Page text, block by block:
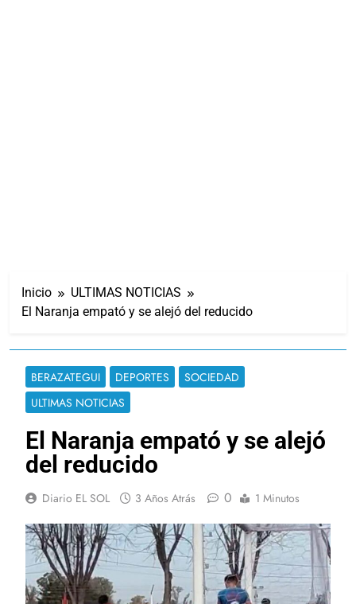
Inicio
ULTIMAS NOTICIAS
El Naranja empató y se alejó del reducido
BERAZATEGUI DEPORTES
SOCIEDAD
ULTIMAS NOTICIAS
El Naranja empató y se alejó
del reducido
Diario EL SOL 3 Años Atrás 0 1 Minutos